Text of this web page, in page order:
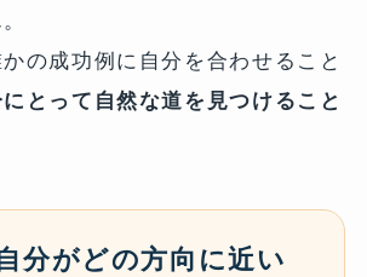
の成功例に自分を合わせること
にとって自然な道を見つけること
分がどの方向に近い